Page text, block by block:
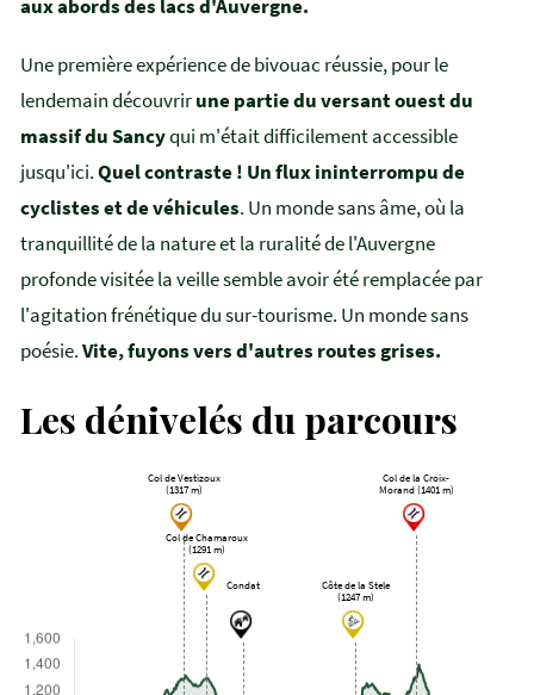
aux abords des lacs d'Auvergne.
Une première expérience de bivouac réussie, pour le
lendemain découvrirune partie du versant ouest du
massif du Sancyqui m'était difficilement accessible
jusqu'ici.Quel contraste ! Un flux ininterrompu de
cyclistes et de véhicules. Un monde sans âme, où la
tranquillité de la nature et la ruralité de l'Auvergne
profonde visitée la veille semble avoir été remplacée par
l'agitation frénétique du sur-tourisme. Un monde sans
poésie.Vite, fuyons vers d'autres routes grises.
Les dénivelés du parcours
Col de Vestizoux
(1317 m)
Condat
Col de Chamaroux
(1291 m)
Côte de la Stele
(1247 m)
Col de la Croix-
Morand (1401 m)